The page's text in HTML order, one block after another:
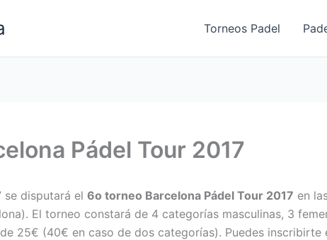
Torneos Padel
Pádel Tour 2017
se disputará el 6o torneo Barcelona Pádel Tour 2017 en
El torneo constará de 4 categorías masculinas, 3
25€ (40€ en caso de dos categorías). Puedes inscribirte